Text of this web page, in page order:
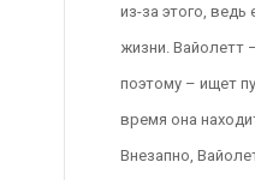
из-за этого,
жизни. Вайолетт
поэтому – ищет
время она
Внезапно,